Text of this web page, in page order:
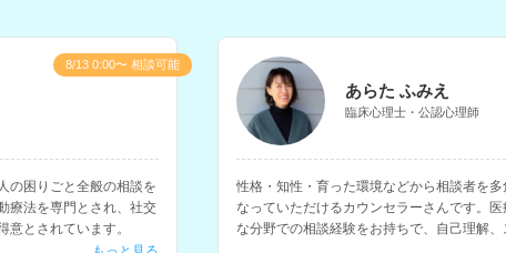
の困りごと全般の相談を
療法を専門とされ、社交
とされています。
8/13 0:00〜 相談可能
あらた ふみえ
臨床心理士・公認心理師
性格・知性・育った環境などから相談者を
なっていただけるカウンセラーさんです。
な分野での相談経験をお持ちで、自己理解